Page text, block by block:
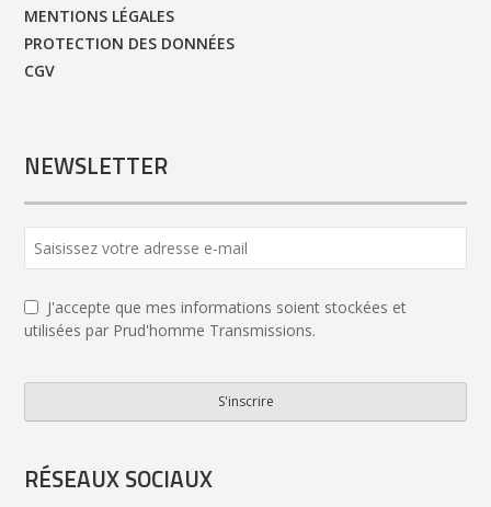
MENTIONS LÉGALES
PROTECTION DES DONNÉES
CGV
NEWSLETTER
J'accepte que mes informations soient stockées et
utilisées par Prud'homme Transmissions.
S'inscrire
Name *
RÉSEAUX SOCIAUX